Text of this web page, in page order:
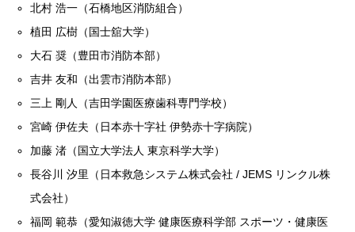
北村 浩一（石橋地区消防組合）
植田 広樹（国士舘大学）
大石 奨（豊田市消防本部）
吉井 友和（出雲市消防本部）
三上 剛人（吉田学園医療歯科専門学校）
宮崎 伊佐夫（日本赤十字社 伊勢赤十字病院）
加藤 渚（国立大学法人 東京科学大学）
⻑⾕川 汐⾥（⽇本救急システム株式会社 / JEMS リンクル株
式会社）
福岡 範恭（愛知淑徳大学 健康医療科学部 スポーツ・健康医